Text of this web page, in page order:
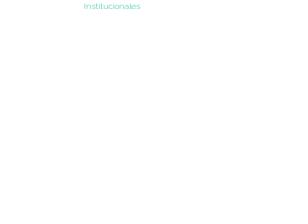
Institucionales